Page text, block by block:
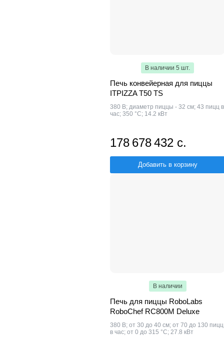
В наличии 5 шт.
Печь конвейерная для пиццы
ITPIZZA T50 TS
380 В; диаметр пиццы - 32 см; 43 пицц в
час; 350 °С; 14.2 кВт
178 678 432 с.
Добавить в корзину
В наличии
Печь для пиццы RoboLabs
RoboChef RC800M Deluxe
380 В; от 30 до 40 см; от 70 до 130 пицц
в час; от 0 до 315 °С; 27.8 кВт